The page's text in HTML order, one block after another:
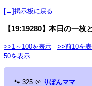
[←]掲示板に戻る
【19:19280】本日の一枚
>>1～100を表示 >>前10を
50を表示
🐾 325 ＠ りぼんママ